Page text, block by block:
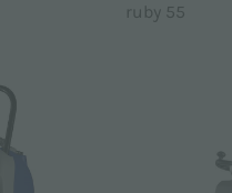
ruby 55